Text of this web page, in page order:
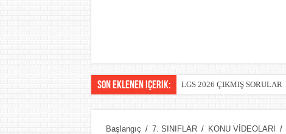
Son Eklenen içerik: LGS 2026 ÇIKMIŞ SORULAR
Başlangıç / 7. SINIFLAR / KONU VİDEOLARI /